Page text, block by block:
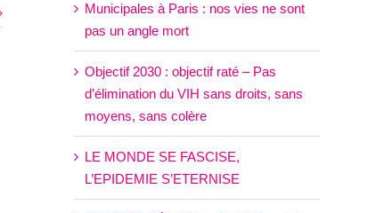
Municipales à Paris : nos vies ne sont
pas un angle mort
Objectif 2030 : objectif raté – Pas
d’élimination du VIH sans droits, sans
moyens, sans colère
LE MONDE SE FASCISE,
L’EPIDEMIE S’ETERNISE